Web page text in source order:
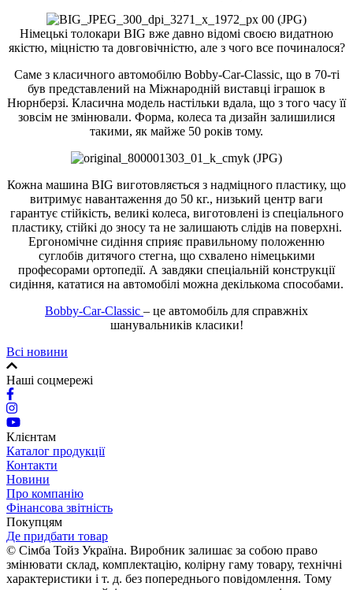
Німецькі толокари BIG вже давно відомі своєю видатною
якістю, міцністю та довговічністю, але з чого все починалося?
Саме з класичного автомобілю Bobby-Car-Classic, що в 70-ті
був представлений на Міжнародній виставці іграшок в
Нюрнберзі. Класична модель настільки вдала, що з того часу її
зовсім не змінювали. Форма, колеса та дизайн залишилися
такими, як майже 50 років тому.
Кожна машина BIG виготовляється з надміцного пластику, що
витримує навантаження до 50 кг., низький центр ваги
гарантує стійкість, великі колеса, виготовлені із спеціального
пластику, стійкі до зносу та не залишають слідів на поверхні.
Ергономічне сидіння сприяє правильному положенню
суглобів дитячого стегна, що схвалено німецькими
професорами ортопедії. А завдяки спеціальній конструкції
сидіння, кататися на автомобілі можна декількома способами.
Bobby-Car-Classic – це автомобіль для справжніх
шанувальників класики!
Всі новини
Наші соцмережі
Клієнтам
Каталог продукції
Контакти
Новини
Про компанію
Фінансова звітність
Покупцям
Де придбати товар
© Сімба Тойз Україна. Виробник залишає за собою право
змінювати склад, комплектацію, колірну гаму товару, технічні
характеристики і т. д. без попереднього повідомлення. Тому